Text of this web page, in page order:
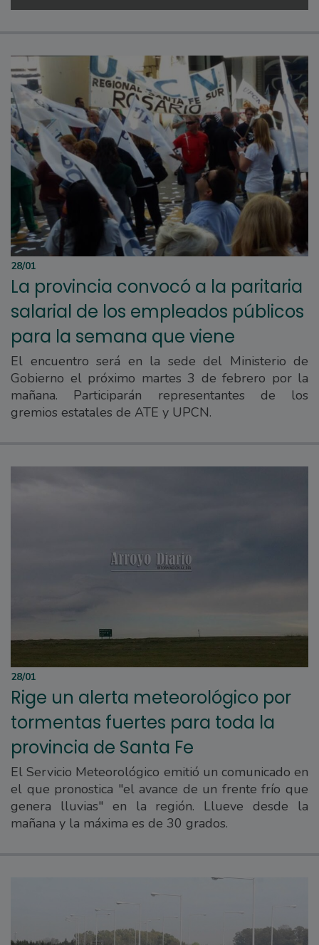
28/01
La provincia convocó a la paritaria
salarial de los empleados públicos
para la semana que viene
El encuentro será en la sede del Ministerio de
Gobierno el próximo martes 3 de febrero por la
mañana. Participarán representantes de los
gremios estatales de ATE y UPCN.
28/01
Rige un alerta meteorológico por
tormentas fuertes para toda la
provincia de Santa Fe
El Servicio Meteorológico emitió un comunicado en
el que pronostica "el avance de un frente frío que
genera lluvias" en la región. Llueve desde la
mañana y la máxima es de 30 grados.